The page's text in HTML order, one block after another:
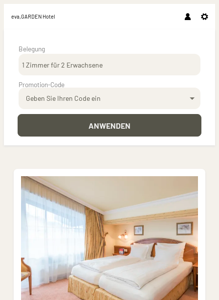
Belegung
1 Zimmerfür2 Erwachsene
Promotion-Code
Geben Sie Ihren Code ein
ANWENDEN
eva,GARDEN Hotel